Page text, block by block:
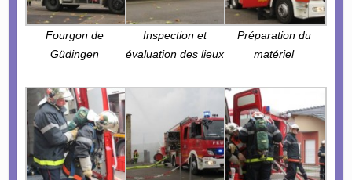
Fourgon de
Güdingen
Inspection et
évaluation des lieux
Préparation du
matériel